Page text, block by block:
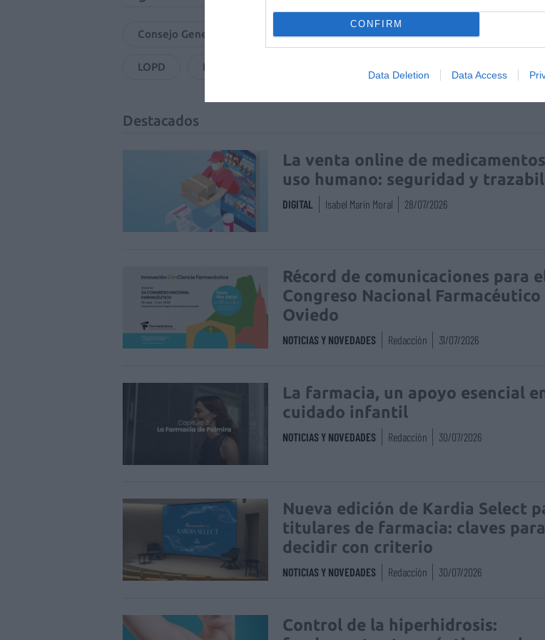
CONFIRM
Data Deletion Data Access
Consejo General de Colegios Oficiales de Farmacéuticos protección de
LOPD Ley Orgánica de Protección de Datos
Destacados
La venta online de
uso humano: seguridad y
DIGITAL Isabel Marín Moral 28/07/2026
Récord de comunicaciones para
Congreso Nacional Farmacéutico
Oviedo
NOTICIAS Y NOVEDADES Redacción 31/07/2026
La farmacia, un apoyo esencial
cuidado infantil
NOTICIAS Y NOVEDADES Redacción 30/07/2026
Nueva edición de Kardia Select
titulares de farmacia: claves para
decidir con criterio
NOTICIAS Y NOVEDADES Redacción 30/07/2026
Control de la hiperhidrosis: